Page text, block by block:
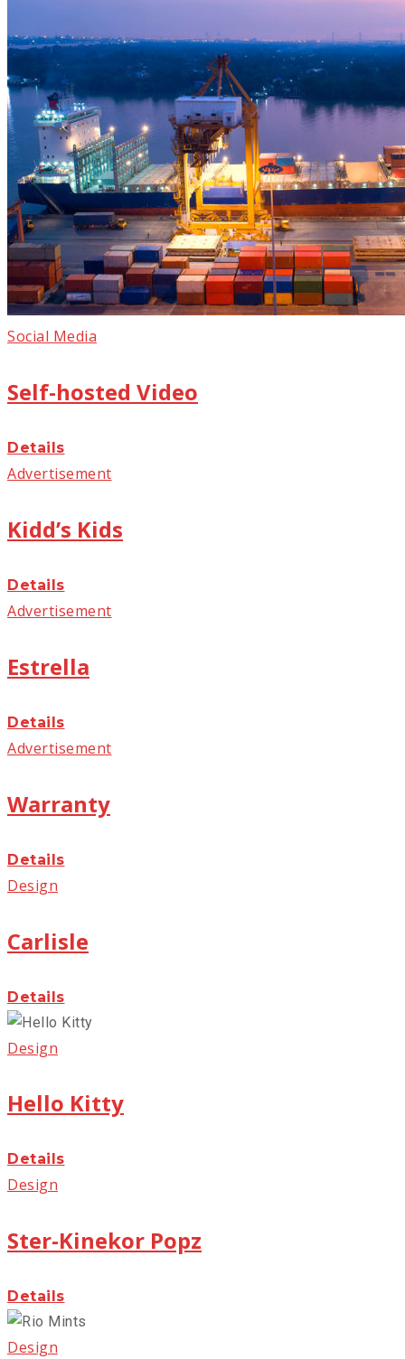
Social Media
Self-hosted Video
Details
Advertisement
Kidd’s Kids
Details
Advertisement
Estrella
Details
Advertisement
Warranty
Details
Design
Carlisle
Details
Design
Hello Kitty
Details
Design
Ster-Kinekor Popz
Details
Design